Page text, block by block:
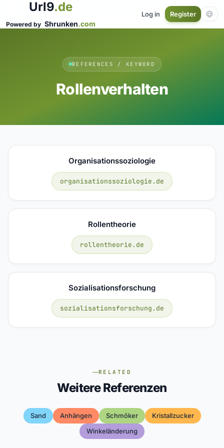
Url9.de
Powered by Shrunken.com
Log in Register
REFERENCES / KEYWORD
Rollenverhalten
Organisationssoziologie
organisationssoziologie.de
Rollentheorie
rollentheorie.de
Sozialisationsforschung
sozialisationsforschung.de
RELATED
Weitere Referenzen
Sand Anhängen Schmöker
Kristallzucker
Winkeländerung